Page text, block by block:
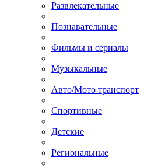
Развлекательные
Познавательные
Фильмы и сериалы
Музыкальные
Авто/Мото транспорт
Спортивные
Детские
Региональные